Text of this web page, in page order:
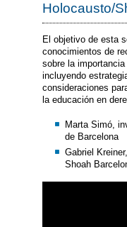
Holocausto/
El objetivo de esta
conocimientos de
sobre la
incluyendo
consideraciones
la educación en
Marta Simó,
de Barcelona
Gabriel
Shoah